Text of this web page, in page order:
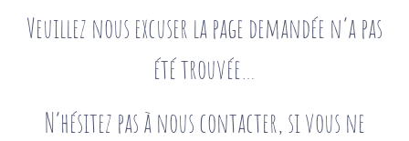
Veuillez nous excuser la page demandée n’a pas
été trouvée…
N’hésitez pas à nous contacter, si vous ne